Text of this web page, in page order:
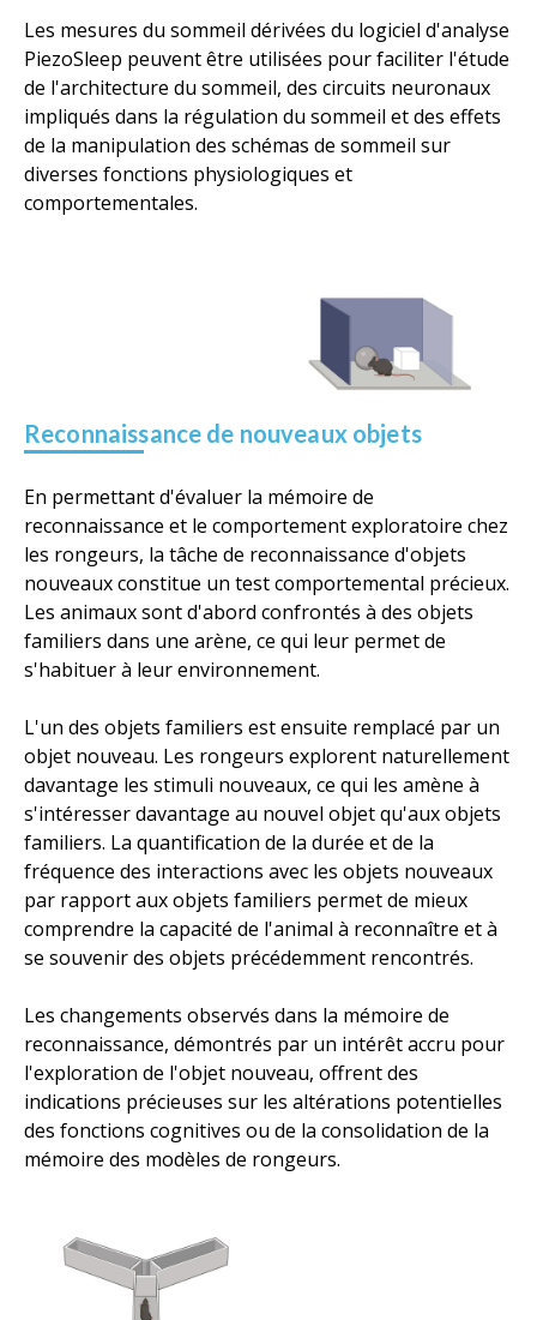
Les mesures du sommeil dérivées du logiciel d'analyse
PiezoSleep peuvent être utilisées pour faciliter l'étude
de l'architecture du sommeil, des circuits neuronaux
impliqués dans la régulation du sommeil et des effets
de la manipulation des schémas de sommeil sur
diverses fonctions physiologiques et
comportementales.
Reconnaissance de nouveaux objets
En permettant d'évaluer la mémoire de
reconnaissance et le comportement exploratoire chez
les rongeurs, la tâche de reconnaissance d'objets
nouveaux constitue un test comportemental précieux.
Les animaux sont d'abord confrontés à des objets
familiers dans une arène, ce qui leur permet de
s'habituer à leur environnement.
L'un des objets familiers est ensuite remplacé par un
objet nouveau. Les rongeurs explorent naturellement
davantage les stimuli nouveaux, ce qui les amène à
s'intéresser davantage au nouvel objet qu'aux objets
familiers. La quantification de la durée et de la
fréquence des interactions avec les objets nouveaux
par rapport aux objets familiers permet de mieux
comprendre la capacité de l'animal à reconnaître et à
se souvenir des objets précédemment rencontrés.
Les changements observés dans la mémoire de
reconnaissance, démontrés par un intérêt accru pour
l'exploration de l'objet nouveau, offrent des
indications précieuses sur les altérations potentielles
des fonctions cognitives ou de la consolidation de la
mémoire des modèles de rongeurs.